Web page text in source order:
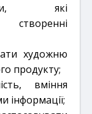
які
створенні
художню
продукту;
вміння
інформації;